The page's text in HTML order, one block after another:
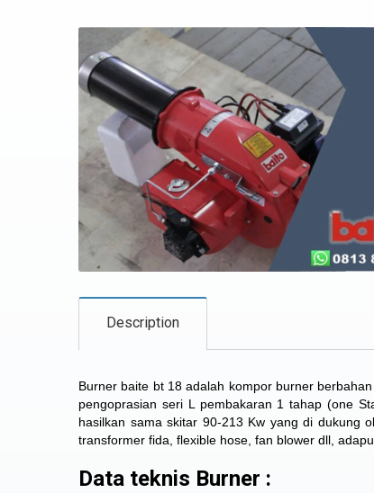
Description
Burner baite bt 18 adalah kompor burner
pengoprasian seri L pembakaran 1 tahap (one
hasilkan sama skitar 90-213 Kw yang di dukung
transformer fida, flexible hose, fan blower dll,
Data teknis Burner :